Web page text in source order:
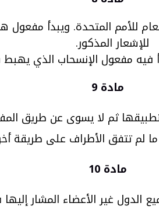
للأمم المتحدة. ويبدأ مفعول
للإشعار المذكور.
فيه مفعول الإنسحاب الذي
مادة 9
تطبيقها ثم لا يسوى عن
ما لم تتفق الأطراف على طريقة
مادة 10
في الفقرة 1 من المادة الرابعة من هذه